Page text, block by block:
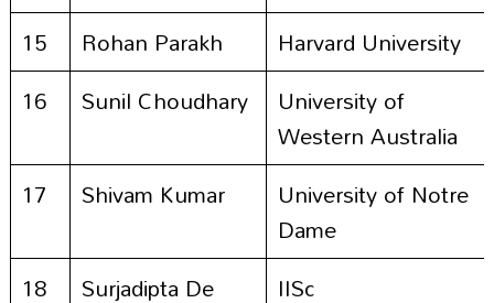
15
Rohan Parakh
Harvard University
16
Sunil Choudhary
University of
Western Australia
17
Shivam Kumar
University of Notre
Dame
18
Surjadipta De
IISc